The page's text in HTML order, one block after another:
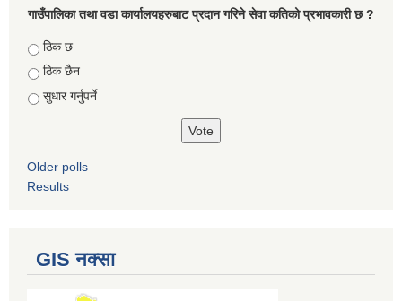
गाउँपालिका तथा वडा कार्यालयहरुबाट प्रदान गरिने सेवा कतिको प्रभावकारी छ ?
Choices
ठिक छ
ठिक छैन
सुधार गर्नुपर्ने
Older polls
Results
GIS नक्सा